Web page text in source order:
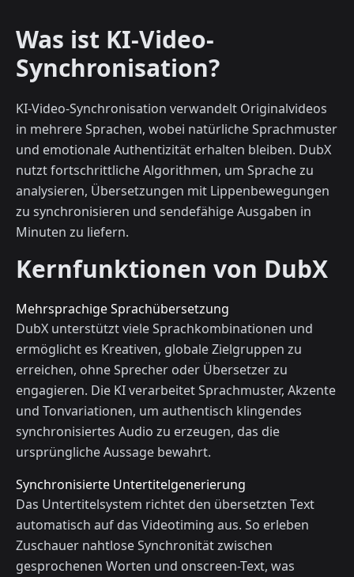
Was ist KI-Video-
Synchronisation?
KI-Video-Synchronisation verwandelt Originalvideos
in mehrere Sprachen, wobei natürliche Sprachmuster
und emotionale Authentizität erhalten bleiben. DubX
nutzt fortschrittliche Algorithmen, um Sprache zu
analysieren, Übersetzungen mit Lippenbewegungen
zu synchronisieren und sendefähige Ausgaben in
Minuten zu liefern.
Kernfunktionen von DubX
Mehrsprachige Sprachübersetzung
DubX unterstützt viele Sprachkombinationen und
ermöglicht es Kreativen, globale Zielgruppen zu
erreichen, ohne Sprecher oder Übersetzer zu
engagieren. Die KI verarbeitet Sprachmuster, Akzente
und Tonvariationen, um authentisch klingendes
synchronisiertes Audio zu erzeugen, das die
ursprüngliche Aussage bewahrt.
Synchronisierte Untertitelgenerierung
Das Untertitelsystem richtet den übersetzten Text
automatisch auf das Videotiming aus. So erleben
Zuschauer nahtlose Synchronität zwischen
gesprochenen Worten und onscreen-Text, was